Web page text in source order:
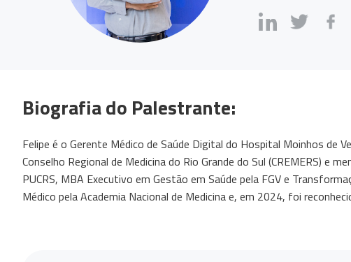
Biografia do Palestrante:
Felipe é o Gerente Médico de Saúde Digital do Hospital Moinhos de
Conselho Regional de Medicina do Rio Grande do Sul (CREMERS)
PUCRS, MBA Executivo em Gestão em Saúde pela FGV e
Médico pela Academia Nacional de Medicina e, em 2024, foi